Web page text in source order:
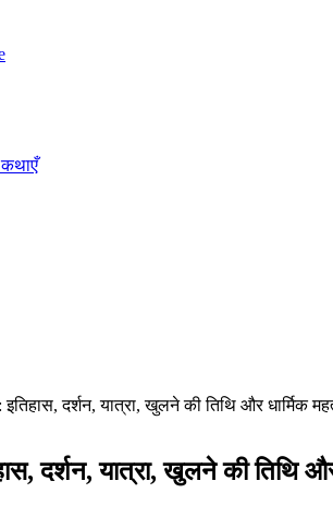
इतिहास, दर्शन, यात्रा, खुलने की तिथि और धार्मिक
दर्शन, यात्रा, खुलने की तिथि